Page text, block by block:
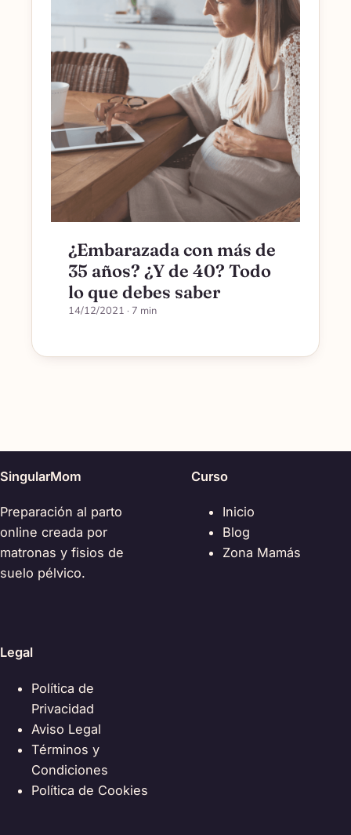
¿Embarazada con más de
35 años? ¿Y de 40? Todo
lo que debes saber
14/12/2021 · 7 min
SingularMom
Preparación al parto
online creada por
matronas y fisios de
suelo pélvico.
Curso
Inicio
Blog
Zona Mamás
Legal
Política de
Privacidad
Aviso Legal
Términos y
Condiciones
Política de Cookies